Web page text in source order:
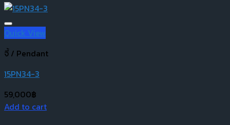
Quick View
จี้ / Pendant
15PN34-3
59,000฿
Add to cart